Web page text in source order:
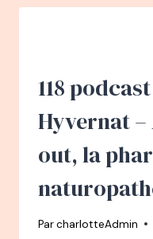
CERF
UNE
118
Hyvernat
out, la
ParcharlotteAdmin